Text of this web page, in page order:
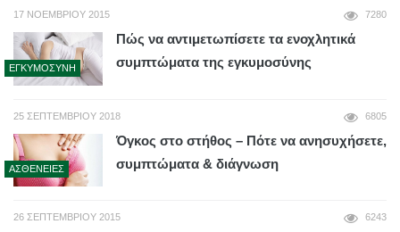
17 ΝΟΕΜΒΡΊΟΥ 2015 7280
ΕΓΚΥΜΟΣΎΝΗ
Πώς να αντιμετωπίσετε τα ενοχλητικά
συμπτώματα της εγκυμοσύνης
25 ΣΕΠΤΕΜΒΡΊΟΥ 2018 6805
ΑΣΘΈΝΕΙΕΣ
Όγκος στο στήθος – Πότε να ανησυχήσετε,
συμπτώματα & διάγνωση
26 ΣΕΠΤΕΜΒΡΊΟΥ 2015 6243